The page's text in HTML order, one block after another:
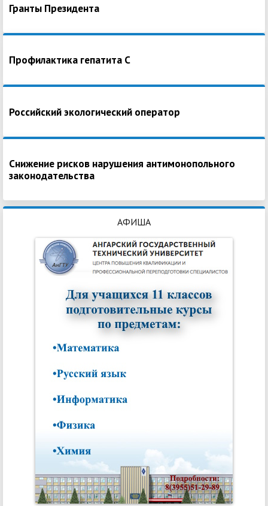
Гранты Президента
Профилактика гепатита С
Российский экологический оператор
Снижение рисков нарушения антимонопольного
законодательства
АФИША